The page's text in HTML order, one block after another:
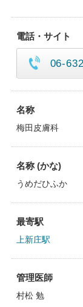
電話・サイト
06-
名称
梅田皮膚科
名称 (かな)
うめだひふか
最寄駅
上新庄駅
管理医師
村松 勉